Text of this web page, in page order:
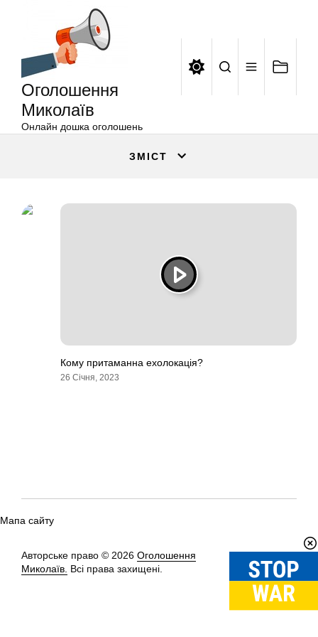
Оголошення
Миколаїв
Онлайн дошка оголошень
ЗМІСТ
Кому притаманна ехолокація?
26 Січня, 2023
Мапа сайту
Авторське право © 2026 Оголошення
Миколаїв. Всі права захищені.
Вгору↑